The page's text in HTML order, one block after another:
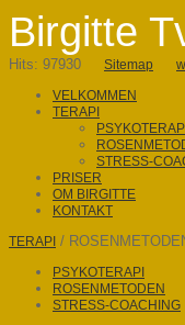
Birgitte
Hits: 97930 Sitemap
VELKOMMEN
TERAPI
PSYKOTERAPI
STRESS-
PRISER
OM BIRGITTE
KONTAKT
TERAPI /
PSYKOTERAPI
ROSENMETODEN
STRESS-COACHING